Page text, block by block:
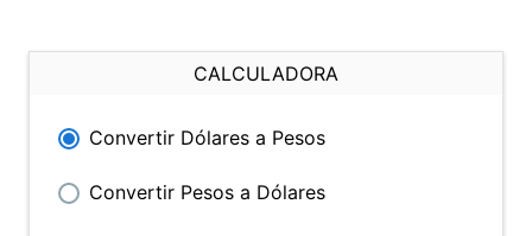
CALCULADORA
Convertir Dólares a Pesos
Convertir Pesos a Dólares